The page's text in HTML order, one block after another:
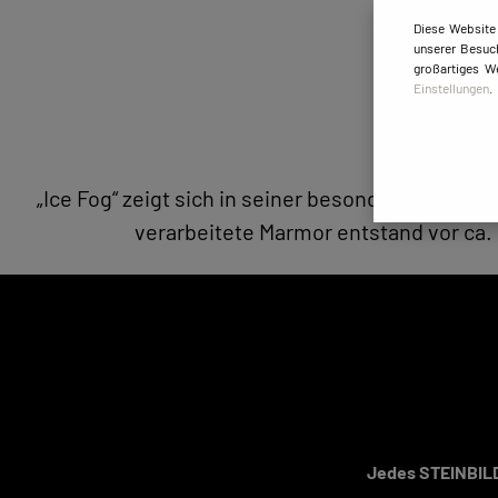
„Ice Fog“ zeigt sich in seiner besonderen
verarbeitete Marmor entstand vor
Jedes
Diese
unserer
großartiges
Einstellungen